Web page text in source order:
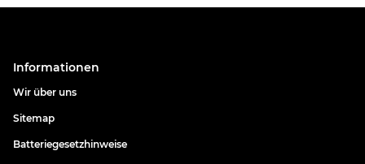
Informationen
Wir über uns
Sitemap
Batteriegesetzhinweise